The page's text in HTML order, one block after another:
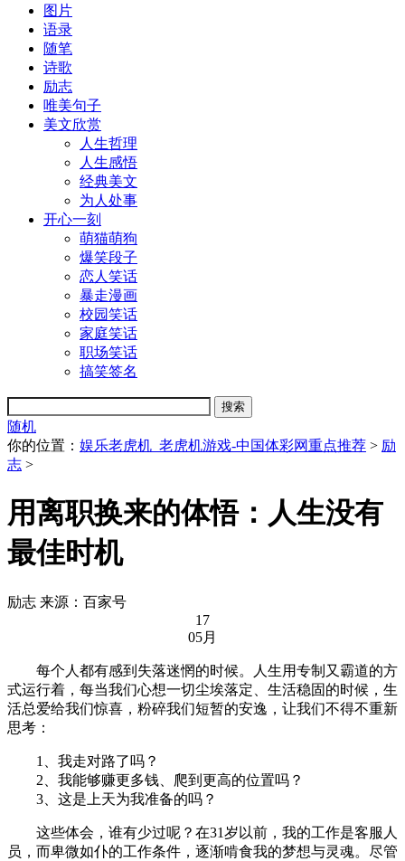
图片
语录
随笔
诗歌
励志
唯美句子
美文欣赏
人生哲理
人生感悟
经典美文
为人处事
开心一刻
萌猫萌狗
爆笑段子
恋人笑话
暴走漫画
校园笑话
家庭笑话
职场笑话
搞笑签名
随机
你的位置： 娱乐老虎机_老虎机游戏-中国体彩网重点推荐 > 励
志 >
用离职换来的体悟：人生没有
最佳时机
励志 来源：百家号
17
05月
每个人都有感到失落迷惘的时候。人生用专制又霸道的方
式运行着，每当我们心想一切尘埃落定、生活稳固的时候，生
活总爱给我们惊喜，粉碎我们短暂的安逸，让我们不得不重新
思考：
1、我走对路了吗？
2、我能够赚更多钱、爬到更高的位置吗？
3、这是上天为我准备的吗？
这些体会，谁有少过呢？在31岁以前，我的工作是客服人
员，而卑微如仆的工作条件，逐渐啃食我的梦想与灵魂。尽管